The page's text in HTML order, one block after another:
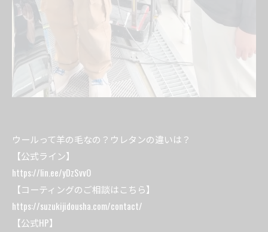
ウールって羊の毛なの？ウレタンの違いは？
【公式ライン】
https://lin.ee/yDzSvvO
【コーティングのご相談はこちら】
https://suzukijidousha.com/contact/
【公式HP】